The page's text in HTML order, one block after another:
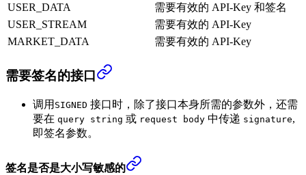
USER_DATA
需要有效的 API-Key 和签名
USER_STREAM
需要有效的 API-Key
MARKET_DATA
需要有效的 API-Key
需要签名的接口
调用 SIGNED 接口时，除了接口本身所需的参数外，还需
要在 query string 或 request body 中传递 signature,
即签名参数。
签名是否是大小写敏感的